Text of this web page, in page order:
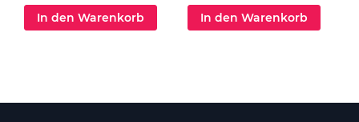
In den Warenkorb In den Warenkorb